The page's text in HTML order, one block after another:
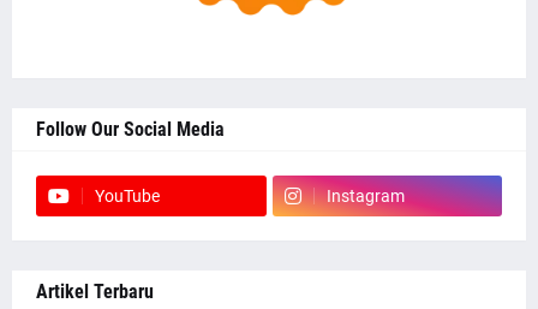
Follow Our Social Media
YouTube Instagram
Artikel Terbaru